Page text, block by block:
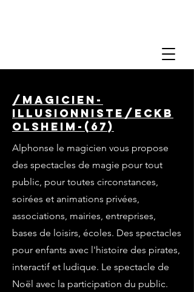
/magicien-
illusionniste/eckb
olsheim-(67)
Alphonse le magicien vous propose
des spectacles de magie pour tout
public, pour toutes circonstances,
soirées et animations privées,
associations, mairies, entreprises,
bases de loisirs, écoles. Des spectacles
pour enfants avec l'histoire des pirates,
interactif et ludique. Le spectacle de
Noël avec la participation du public.